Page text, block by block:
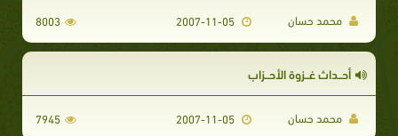
محمد حسان 8003
أحــداث غــزوة الأحــزاب
محمد حسان 7945